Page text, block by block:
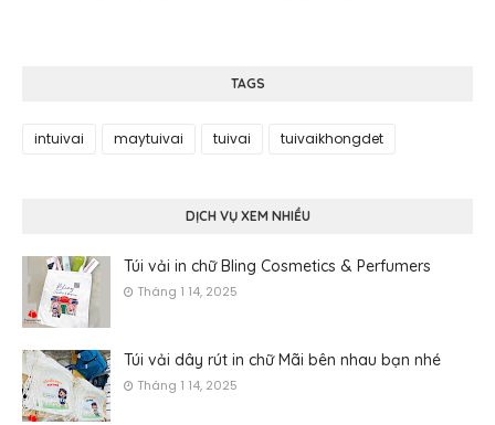
TAGS
intuivai maytuivai tuivai tuivaikhongdet
DỊCH VỤ XEM NHIỀU
Túi vải in chữ Bling Cosmetics & Perfumers
Tháng 1 14, 2025
Túi vải dây rút in chữ Mãi bên nhau bạn nhé
Tháng 1 14, 2025